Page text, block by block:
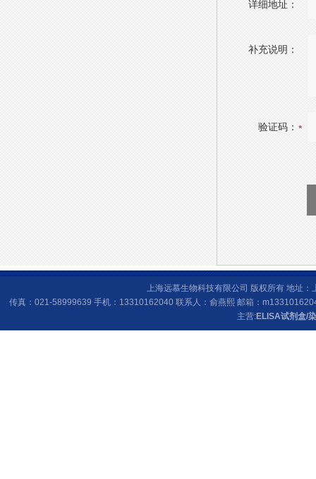
详细地址：
补充说明：
验证码：
上海远慕生物科技有限公司 版权所有 地址
传真：021-58999639 手机：13310162040 联系人：俞燕熙 邮箱：
主营:ELISA试剂盒/